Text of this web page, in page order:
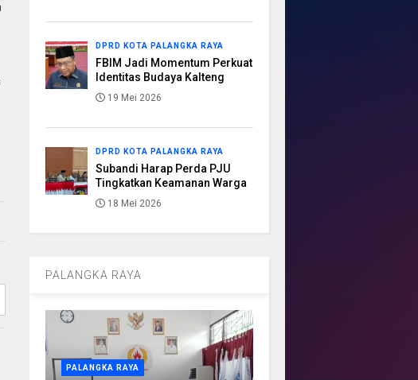
DPRD KOTA PALANGKA RAYA
FBIM Jadi Momentum Perkuat
Identitas Budaya Kalteng
19 Mei 2026
DPRD KOTA PALANGKA RAYA
Subandi Harap Perda PJU
Tingkatkan Keamanan Warga
18 Mei 2026
PALANGKA RAYA
PALANGKA RAYA